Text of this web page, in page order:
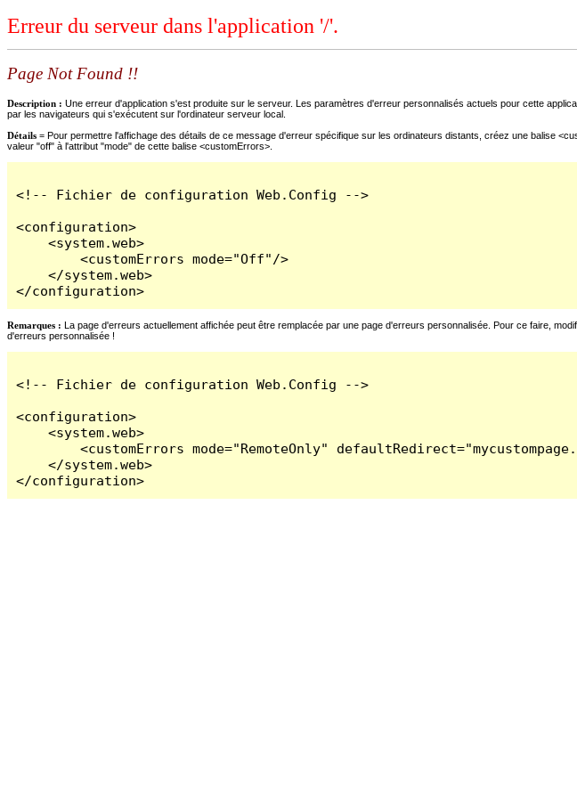
Erreur du serveur dans l'application '/'.
Page Not Found !!
Description : Une erreur d'application s'est produite sur le serveur. Les paramètres d'erreur personnalisés actuels pour cette
par les navigateurs qui s'exécutent sur l'ordinateur serveur local.
Détails = Pour permettre l'affichage des détails de ce message d'erreur spécifique sur les ordinateurs distants, créez une balise
valeur "off" à l'attribut "mode" de cette balise <customErrors>.
<!-- Fichier de configuration Web.Config -->
<configuration>
    <system.web>
        <customErrors mode="Off"/>
    </system.web>
</configuration>
Remarques : La page d'erreurs actuellement affichée peut être remplacée par une page d'erreurs personnalisée. Pour ce faire,
d'erreurs personnalisée !
<!-- Fichier de configuration Web.Config -->
<configuration>
    <system.web>
<customErrors mode="RemoteOnly"
    </system.web>
</configuration>